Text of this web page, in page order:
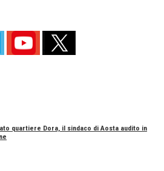
quartiere Dora, il sindaco di Aosta audito in